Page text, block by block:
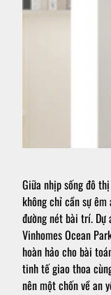
Giữa nhịp sống đô
không chỉ cần sự
đường nét bài trí.
Vinhomes Ocean
hoàn hảo cho bài
tinh tế giao thoa
nên một chốn về an